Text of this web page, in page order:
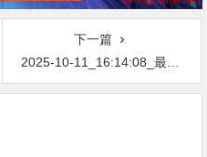
下一篇
2025-10-11_16:14:08_最新网络节点地址免费分享…不定期更新…开放免费分享（网络免费节点香港|日本|韩国|新加坡|台湾|马来西亚|…